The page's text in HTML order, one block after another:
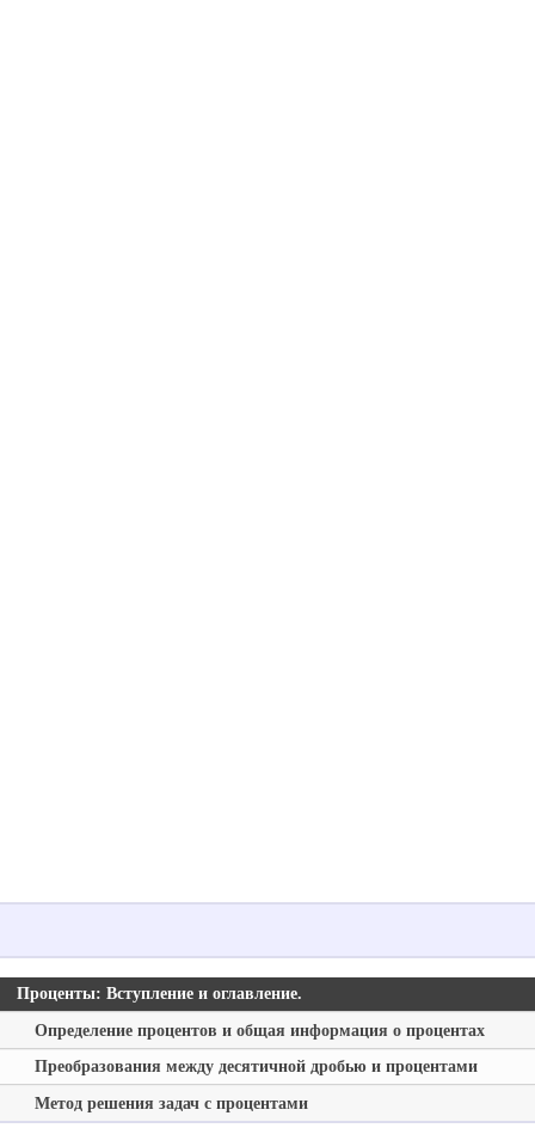
Проценты: Вступление и оглавление.
Определение процентов и общая информация о процентах
Преобразования между десятичной дробью и процентами
Метод решения задач с процентами